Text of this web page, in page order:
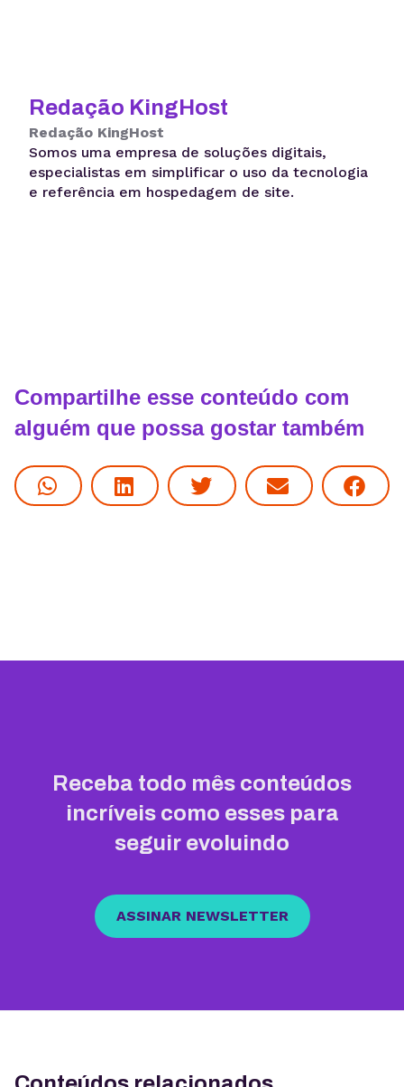
Redação KingHost
Redação KingHost
Somos uma empresa de soluções digitais,
especialistas em simplificar o uso da tecnologia
e referência em hospedagem de site.
Compartilhe esse conteúdo com
alguém que possa gostar também
Receba todo mês conteúdos
incríveis como esses para
seguir evoluindo
ASSINAR NEWSLETTER